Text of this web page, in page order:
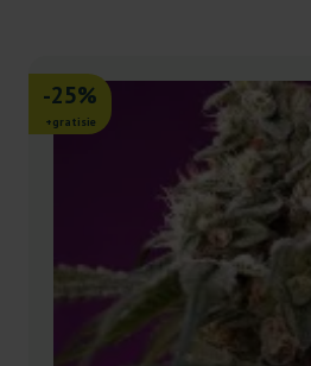
-25%
+gratisie